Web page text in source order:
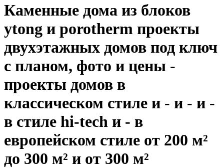
Каменные дома из блоков
ytong и porotherm проекты
двухэтажных домов под ключ
с планом, фото и цены -
проекты домов в
классическом стиле и - и - и -
в стиле hi-tech и - в
европейском стиле от 200 м²
до 300 м² и от 300 м²